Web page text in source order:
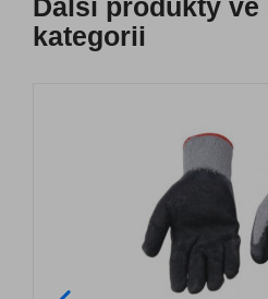
Další produkty ve
kategorii